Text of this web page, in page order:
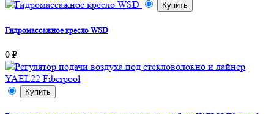
Купить
Гидромассажное кресло WSD
0 ₽
Купить